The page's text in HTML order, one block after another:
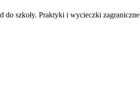
do szkoły. Praktyki i wycieczki